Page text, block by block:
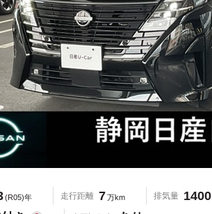
(R05)年 走行距離 7万km 排気量 1400